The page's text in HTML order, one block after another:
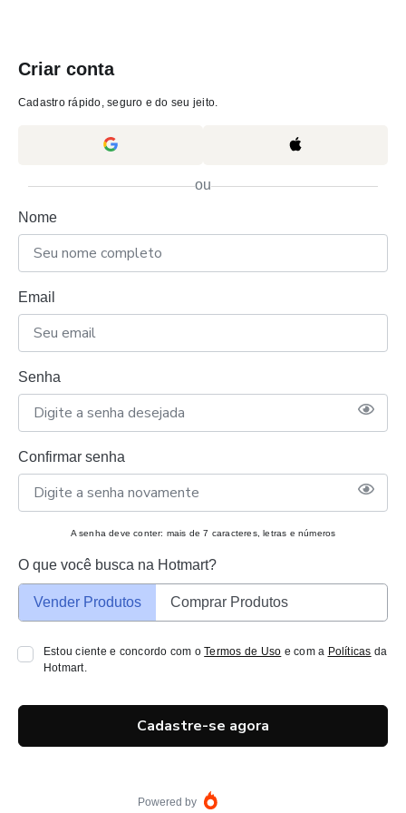
Criar conta
Cadastro rápido, seguro e do seu jeito.
ou
Nome
Email
Senha
Confirmar senha
A senha deve conter: mais de 7 caracteres, letras e números
O que você busca na Hotmart?
Vender Produtos Comprar Produtos
Estou ciente e concordo com oTermos de Uso e com a Políticas da
Hotmart.
Cadastre-se agora
Powered by